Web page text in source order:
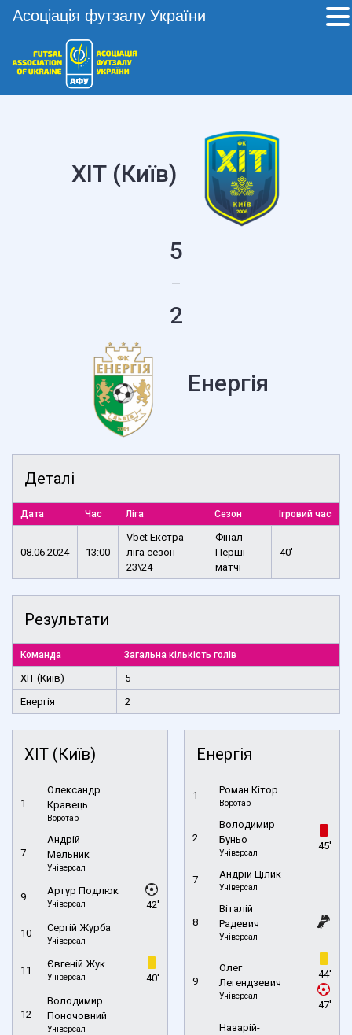
ХІТ (Київ)
5
—
2
Енергія
Деталі
Дата Час Ліга Сезон Ігровий час
08.06.2024 13:00
Vbet Екстра-
ліга сезон
23\24
Фінал
Перші
матчі
40'
Результати
Команда Загальна кількість голів
ХІТ (Київ)
5
Енергія
2
ХІТ (Київ)
1
Олександр
Кравець
Воротар
7
Андрій
Мельник
Універсал
9
Артур Подлюк
Універсал 42'
10 Сергій Журба
Універсал
11
Євгеній Жук
Універсал 40'
12
Володимир
Поночовний
Універсал
Енергія
1 Роман Кітор
Воротар
2
Володимир
Буньо
Універсал
45'
7 Андрій Цілик
Універсал
8
Віталій
Радевич
Універсал
9
Олег
Легендзевич
Універсал
44'
47'
Назарій-
Асоціація футзалу України